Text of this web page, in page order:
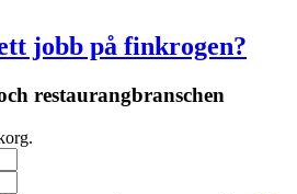
jobb på finkrogen?
restaurangbranschen